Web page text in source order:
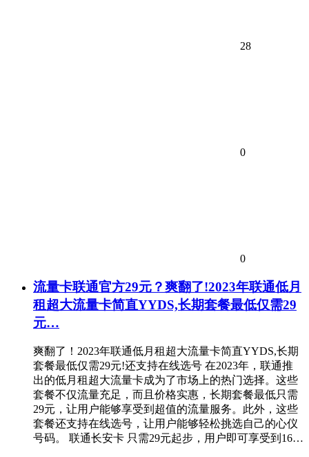
28
0
0
流量卡联通官方29元？爽翻了!2023年联通低月
租超大流量卡简直YYDS,长期套餐最低仅需29
元…
爽翻了！2023年联通低月租超大流量卡简直YYDS,长期
套餐最低仅需29元!还支持在线选号 在2023年，联通推
出的低月租超大流量卡成为了市场上的热门选择。这些
套餐不仅流量充足，而且价格实惠，长期套餐最低只需
29元，让用户能够享受到超值的流量服务。此外，这些
套餐还支持在线选号，让用户能够轻松挑选自己的心仪
号码。 联通长安卡 只需29元起步，用户即可享受到16…